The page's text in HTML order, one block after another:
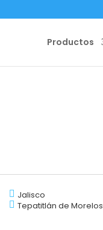
Productos
Jalisco
Tepatitlán de Morelos